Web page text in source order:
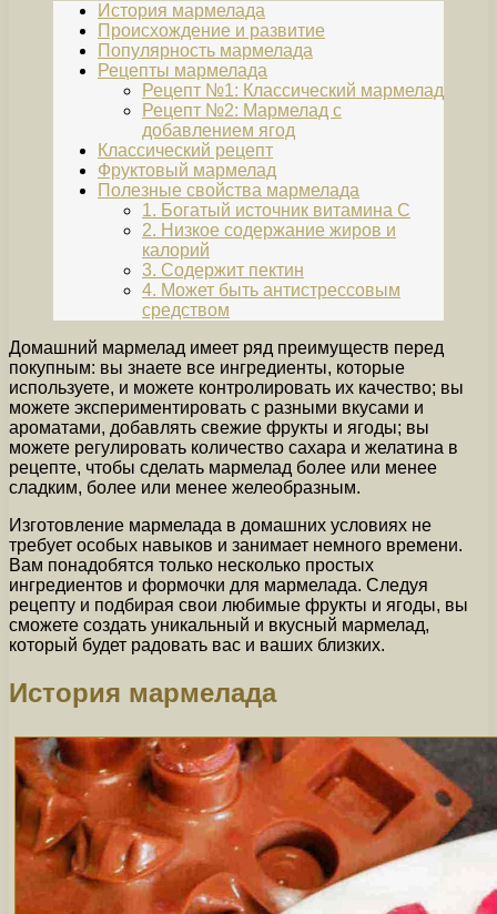
История мармелада
Происхождение и развитие
Популярность мармелада
Рецепты мармелада
Рецепт №1: Классический мармелад
Рецепт №2: Мармелад с
добавлением ягод
Классический рецепт
Фруктовый мармелад
Полезные свойства мармелада
1. Богатый источник витамина C
2. Низкое содержание жиров и
калорий
3. Содержит пектин
4. Может быть антистрессовым
средством
Домашний мармелад имеет ряд преимуществ перед
покупным: вы знаете все ингредиенты, которые
используете, и можете контролировать их качество; вы
можете экспериментировать с разными вкусами и
ароматами, добавлять свежие фрукты и ягоды; вы
можете регулировать количество сахара и желатина в
рецепте, чтобы сделать мармелад более или менее
сладким, более или менее желеобразным.
Изготовление мармелада в домашних условиях не
требует особых навыков и занимает немного времени.
Вам понадобятся только несколько простых
ингредиентов и формочки для мармелада. Следуя
рецепту и подбирая свои любимые фрукты и ягоды, вы
сможете создать уникальный и вкусный мармелад,
который будет радовать вас и ваших близких.
История мармелада